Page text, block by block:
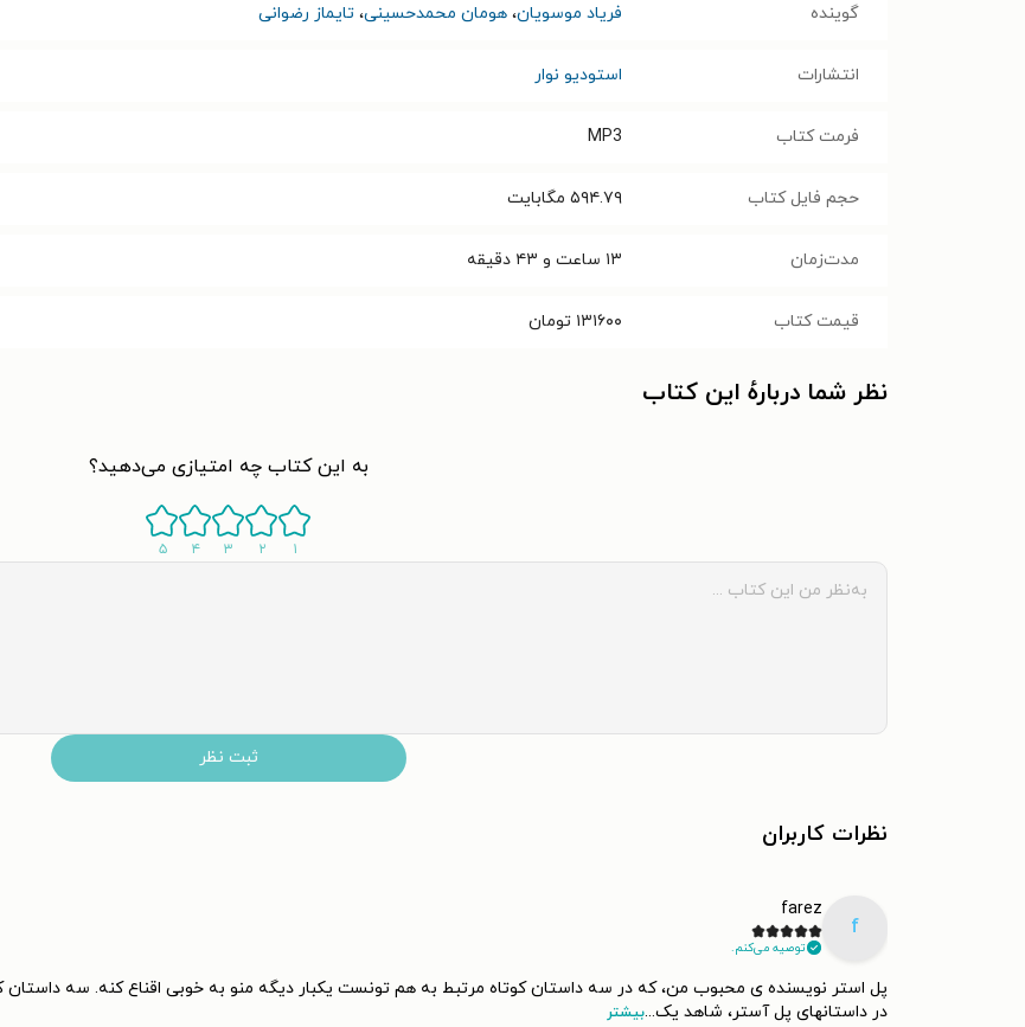
گوینده فریاد موسویان، هومان محمدحسینی، تایماز رضوانی
انتشارات استودیو نوار
فرمت کتاب MP3
حجم فایل کتاب ۵۹۴.۷۹ مگابایت
مدت‌زمان ۱۳ ساعت و ۴۳ دقیقه
قیمت کتاب ۱۳۱۶۰۰ تومان
نظر شما دربارهٔ این کتاب
به این کتاب چه امتیازی می‌دهید؟
۱ ۲ ۳ ۴ ۵
ثبت نظر
نظرات کاربران
f
farez
توصیه می‌کنم.
پل استر نویسنده ی محبوب من، که در سه داستان کوتاه مرتبط به هم تونست یکبار دیگه منو به خوبی اقناع کنه. سه داستان
در داستانهای پل آستر، شاهد یک...بیشتر